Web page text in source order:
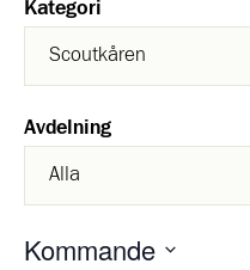
Kategori
Avdelning
Kommande